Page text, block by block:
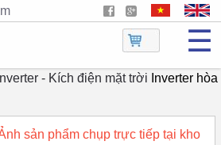
☰
Inverter - Kích điện mặt trời Inverter hòa
sản phẩm chụp trực tiếp tại kho